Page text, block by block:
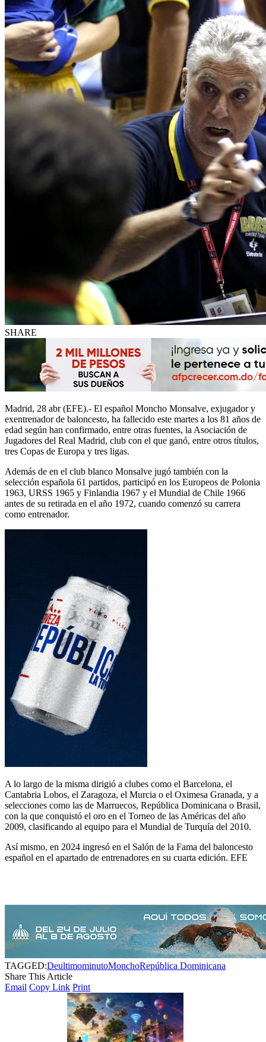
SHARE
Madrid, 28 abr (EFE).- El español Moncho Monsalve, exjugador y
exentrenador de baloncesto, ha fallecido este martes a los 81 años de
edad según han confirmado, entre otras fuentes, la Asociación de
Jugadores del Real Madrid, club con el que ganó, entre otros títulos,
tres Copas de Europa y tres ligas.
Además de en el club blanco Monsalve jugó también con la
selección española 61 partidos, participó en los Europeos de Polonia
1963, URSS 1965 y Finlandia 1967 y el Mundial de Chile 1966
antes de su retirada en el año 1972, cuando comenzó su carrera
como entrenador.
A lo largo de la misma dirigió a clubes como el Barcelona, el
Cantabria Lobos, el Zaragoza, el Murcia o el Oximesa Granada, y a
selecciones como las de Marruecos, República Dominicana o Brasil,
con la que conquistó el oro en el Torneo de las Américas del año
2009, clasificando al equipo para el Mundial de Turquía del 2010.
Así mismo, en 2024 ingresó en el Salón de la Fama del baloncesto
español en el apartado de entrenadores en su cuarta edición. EFE
TAGGED:DeultimominutoMonchoRepública Dominicana
Share This Article
Email Copy Link Print